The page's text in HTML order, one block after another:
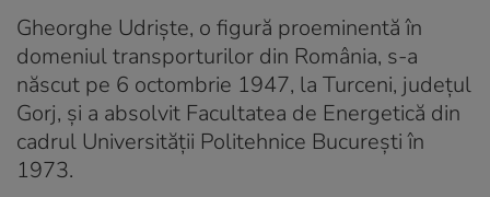
Gheorghe Udriște, o figură proeminentă în
domeniul transporturilor din România, s-a
născut pe 6 octombrie 1947, la Turceni, județul
Gorj, și a absolvit Facultatea de Energetică din
cadrul Universității Politehnice București în
1973.